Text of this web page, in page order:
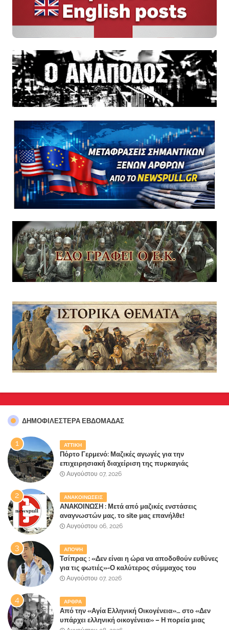
ΔΗΜΟΦΙΛΈΣΤΕΡΑ ΕΒΔΟΜΆΔΑΣ
ΑΤΤΙΚΗ
Πόρτο Γερμενό: Μαζικές αγωγές για την
επιχειρησιακή διαχείριση της πυρκαγιάς
ετοιμάζουν οι κάτοικοι!
Αυγούστου 07, 2026
ΑΝΑΚΟΙΝΩΣΕΙΣ
ΑΝΑΚΟΙΝΩΣΗ : Μετά από μαζικές ενστάσεις
αναγνωστών μας, το site μας επανήλθε!
Αυγούστου 06, 2026
ΑΠΟΨΗ
Τσίπρας : «Δεν είναι η ώρα να αποδοθούν ευθύνες
για τις φωτιές»-Ο καλύτερος σύμμαχος του
Μητσοτάκη
Αυγούστου 07, 2026
ΑΡΘΡΑ
Από την «Αγία Ελληνική Οικογένεια»… στο «Δεν
υπάρχει ελληνική οικογένεια» – Η πορεία μιας